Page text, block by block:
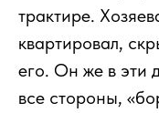
трактире.
квартировал,
его. Он же в эти
все стороны,